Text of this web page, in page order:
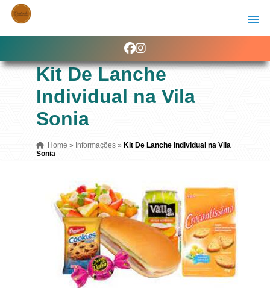
Kit De Lanche
Individual na Vila
Sonia
Home » Informações » Kit De Lanche Individual na Vila
Sonia